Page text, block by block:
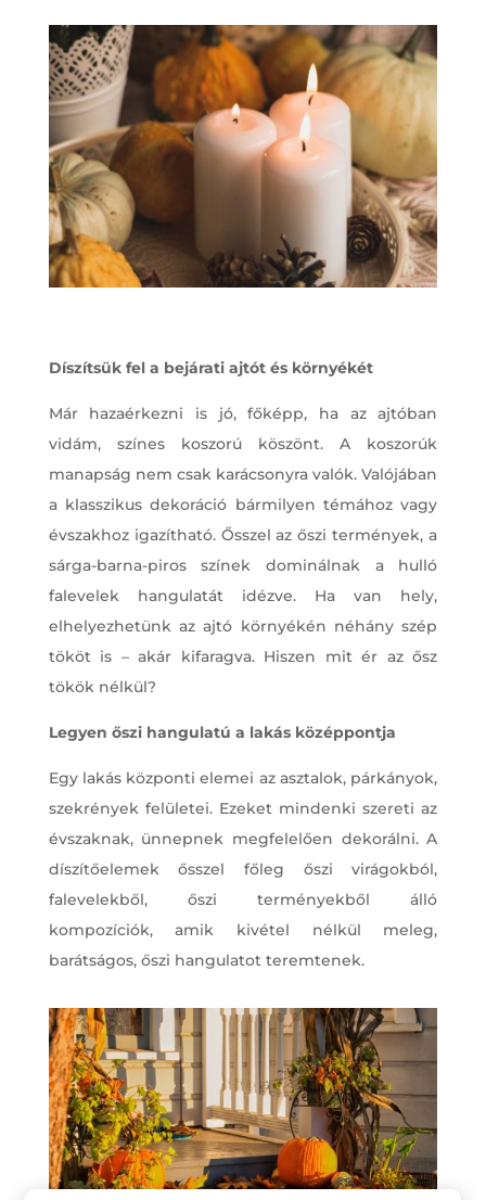
Díszítsük fel a bejárati ajtót és környékét
Már hazaérkezni is jó, főképp, ha az ajtóban
vidám, színes koszorú köszönt. A koszorúk
manapság nem csak karácsonyra valók. Valójában
a klasszikus dekoráció bármilyen témához vagy
évszakhoz igazítható. Ősszel az őszi termények, a
sárga-barna-piros színek dominálnak a hulló
falevelek hangulatát idézve. Ha van hely,
elhelyezhetünk az ajtó környékén néhány szép
tököt is – akár kifaragva. Hiszen mit ér az ősz
tökök nélkül?
Legyen őszi hangulatú a lakás középpontja
Egy lakás központi elemei az asztalok, párkányok,
szekrények felületei. Ezeket mindenki szereti az
évszaknak, ünnepnek megfelelően dekorálni. A
díszítőelemek ősszel főleg őszi virágokból,
falevelekből, őszi terményekből álló
kompozíciók, amik kivétel nélkül meleg,
barátságos, őszi hangulatot teremtenek.